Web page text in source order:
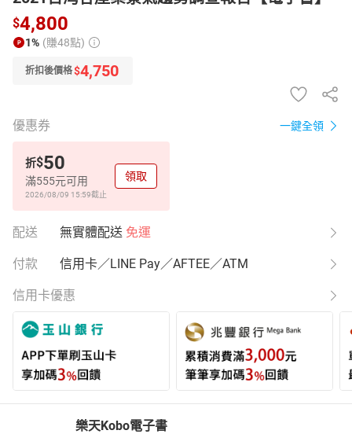
$4,800
1% (賺48點)
折扣後價格$4,750
優惠券 一鍵全領
折$50
滿555元可用
2026/08/09 15:59截止
領取
配送 無實體配送 免運
付款 信用卡／LINE Pay／AFTEE／ATM
信用卡優惠
樂天Kobo電子書